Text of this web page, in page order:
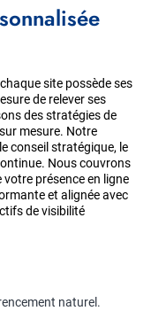
site possède ses
de relever ses
des stratégies de
mesure. Notre
conseil stratégique, le
Nous couvrons
présence en ligne
et alignée avec
de visibilité
naturel.